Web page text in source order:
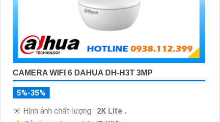
CAMERA WIFI 6 DAHUA DH-H3T 3MP
5%-35%
☀️ Hình ảnh chất lượng : 2K Lite .